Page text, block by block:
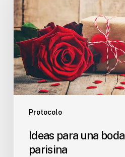
Protocolo
boda
de
temática
parisina
Ideas para una
parisina